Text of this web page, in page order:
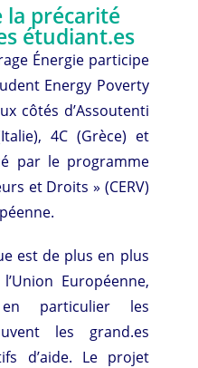
précarité
étudiant.es
Énergie participe
Energy Poverty
côtés d’Assoutenti
4C (Grèce) et
par le programme
et Droits » (CERV)
est de plus en plus
Européenne,
particulier les
les grand.es
d’aide. Le projet